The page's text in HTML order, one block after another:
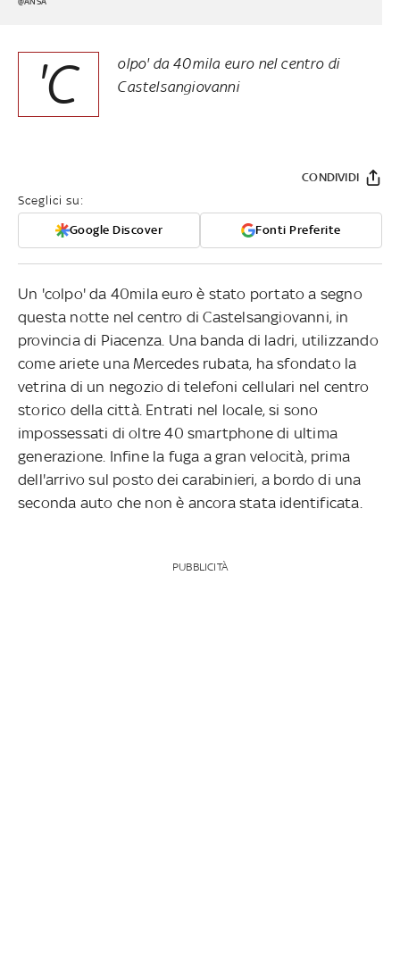
'C
olpo' da 40mila euro nel centro di
Castelsangiovanni
Sceglici su:
Google Discover Fonti Preferite
CONDIVIDI
Un 'colpo' da 40mila euro è stato portato a segno
questa notte nel centro di Castelsangiovanni, in
provincia di Piacenza. Una banda di ladri, utilizzando
come ariete una Mercedes rubata, ha sfondato la
vetrina di un negozio di telefoni cellulari nel centro
storico della città. Entrati nel locale, si sono
impossessati di oltre 40 smartphone di ultima
generazione. Infine la fuga a gran velocità, prima
dell'arrivo sul posto dei carabinieri, a bordo di una
seconda auto che non è ancora stata identificata.
PUBBLICITÀ